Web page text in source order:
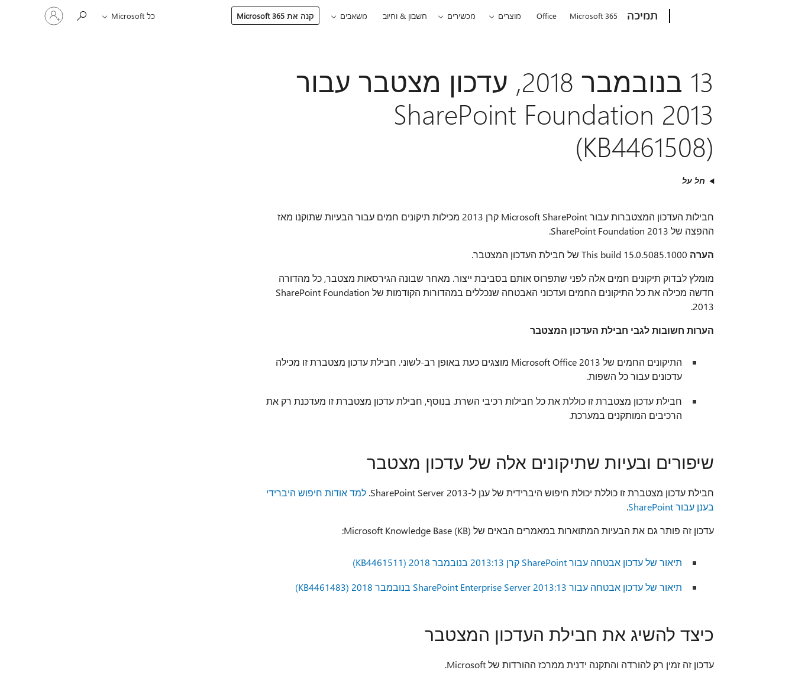
תמיכה Microsoft 365
Office מוצרים מכשירים חשבון & וחיוב משאבים קנה את Microsoft 365 כל Microsoft
היכנס
לחשבון
שלך
13 בנובמבר 2018, עדכון מצטבר עבור
SharePoint Foundation 2013
(KB4461508)
חל על
חבילות העדכון המצטברות עבור Microsoft SharePoint קרן 2013 מכילות תיקונים חמים עבור הבעיות שתוקנו מאז
ההפצה של SharePoint Foundation 2013.
הערה
מומלץ לבדוק תיקונים חמים אלה לפני שתפרוס אותם בסביבת ייצור. מאחר שבונה הגירסאות מצטבר, כל מהדורה
חדשה מכילה את כל התיקונים החמים ועדכוני האבטחה שנכללים במהדורות הקודמות של SharePoint Foundation
2013.
הערות חשובות לגבי חבילת העדכון המצטבר
התיקונים החמים של Microsoft Office 2013 מוצגים כעת באופן רב-לשוני. חבילת עדכון מצטברת זו מכילה
עדכונים עבור כל השפות.
חבילת עדכון מצטברת זו כוללת את כל חבילות רכיבי השרת. בנוסף, חבילת עדכון מצטברת זו מעדכנת רק את
הרכיבים המותקנים במערכת.
שיפורים ובעיות שתיקונים אלה של עדכון מצטבר
חבילת עדכון מצטברת זו כוללת יכולת חיפוש היברידית של ענן ל-SharePoint Server 2013.
למד אודות חיפוש היברידי
בענן עבור SharePoint
.
עדכון זה פותר גם את הבעיות המתוארות במאמרים הבאים של Microsoft Knowledge Base (KB):
תיאור של עדכון אבטחה עבור SharePoint קרן 2013:13 בנובמבר 2018 (KB4461511)
תיאור של עדכון אבטחה עבור SharePoint Enterprise Server 2013:13 בנובמבר 2018 (KB4461483)
כיצד להשיג את חבילת העדכון המצטבר
עדכון זה זמין רק להורדה והתקנה ידנית ממרכז ההורדות של Microsoft.